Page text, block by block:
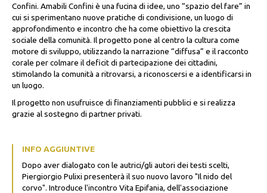
Confini. Amabili Confini è una fucina di idee, uno “spazio del fare” in
cui si sperimentano nuove pratiche di condivisione, un luogo di
approfondimento e incontro che ha come obiettivo la crescita
sociale della comunità. Il progetto pone al centro la cultura come
motore di sviluppo, utilizzando la narrazione “diffusa” e il racconto
corale per colmare il deficit di partecipazione dei cittadini,
stimolando la comunità a ritrovarsi, a riconoscersi e a identificarsi in
un luogo.
Il progetto non usufruisce di finanziamenti pubblici e si realizza
grazie al sostegno di partner privati.
INFO AGGIUNTIVE
Dopo aver dialogato con le autrici/gli autori dei testi scelti,
Piergiorgio Pulixi presenterà il suo nuovo lavoro "Il nido del
corvo". Introduce l'incontro Vita Epifania, dell'associazione